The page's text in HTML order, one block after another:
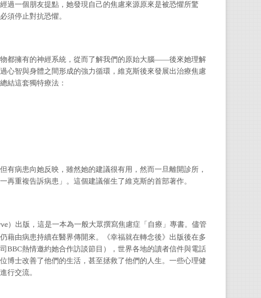
過一個朋友提點，她發現自己的焦慮來源原來是被恐懼所驚
須停止對抗恐懼。
都擁有的神經系統，從而了解我們的原始大腦——後來她理解
心智與身體之間形成的強力循環，維克斯後來發展出治療焦慮
結這套獨特療法：
有病患向她反映，雖然她的建議很有用，然而一旦離開診所，
重複告訴病患」。這個建議催生了維克斯的首部著作。
）出版，這是一本為一般大眾撰寫焦慮症「自療」專書。儘管
藉由病患持續在醫界傳開來。《幸福就在轉念後》出版後在多
BBC熱情邀約她合作訪談節目），世界各地的讀者信件與電話
博士改善了他們的生活，甚至拯救了他們的人生。一些心理健
行交流。